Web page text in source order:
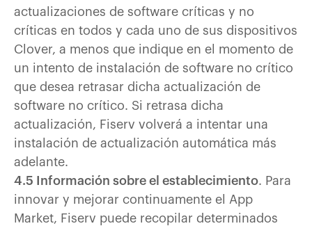
actualizaciones de software críticas y no
críticas en todos y cada uno de sus dispositivos
Clover, a menos que indique en el momento de
un intento de instalación de software no crítico
que desea retrasar dicha actualización de
software no crítico. Si retrasa dicha
actualización, Fiserv volverá a intentar una
instalación de actualización automática más
adelante.
4.5 Información sobre el establecimiento. Para
innovar y mejorar continuamente el App
Market, Fiserv puede recopilar determinados